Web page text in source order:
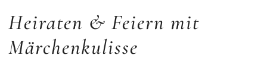
Heiraten & Feiern mit
Märchenkulisse